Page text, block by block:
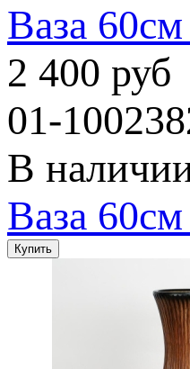
Ваза
2 400 руб
01-
В
Ваза